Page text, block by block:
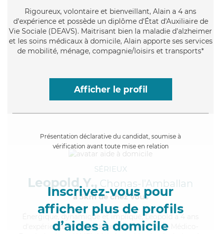
Rigoureux, volontaire et bienveillant, Alain a 4 ans
d'expérience et possède un diplôme d'État d'Auxiliaire de
Vie Sociale (DEAVS). Maitrisant bien la maladie d'alzheimer
et les soins médicaux à domicile, Alain apporte ses services
de mobilité, ménage, compagnie/loisirs et transports*
Afficher le profil
Présentation déclarative du candidat, soumise à
vérification avant toute mise en relation
Inscrivez-vous pour
afficher plus de profils
d’aides à domicile
SÉRIEUX
Leopold Y., Chonas-l'Amballan
à 5km de chez Vous
, dynamique et impliqué, Leopold a 4 ans
d'expérience et possède un diplôme d'Aide Médico-